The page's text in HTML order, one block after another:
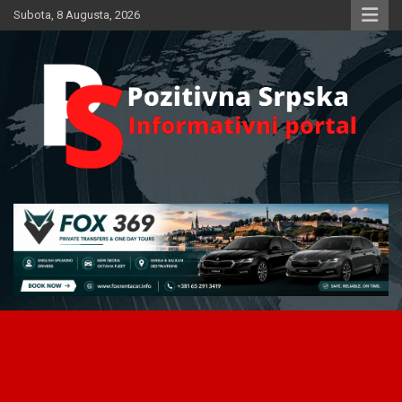
Skip
to
Subota, 8 Augusta, 2026
Pozitivna Srpska